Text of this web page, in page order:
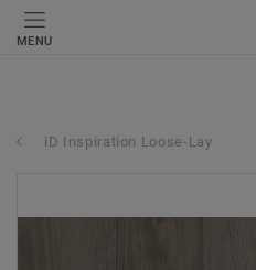
MENU
iD Inspiration Loose-Lay